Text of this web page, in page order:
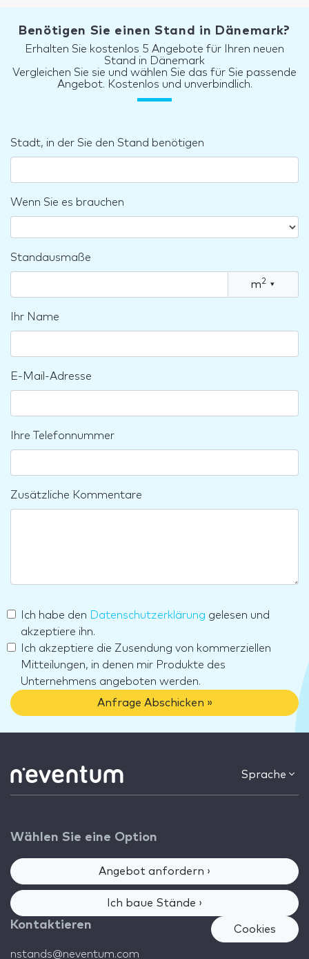
Benötigen Sie einen Stand in Dänemark?
Erhalten Sie kostenlos 5 Angebote für Ihren neuen
Stand in Dänemark
Vergleichen Sie sie und wählen Sie das für Sie passende
Angebot. Kostenlos und unverbindlich.
Stadt, in der Sie den Stand benötigen
Wenn Sie es brauchen
Standausmaße
m2 ▾
Ihr Name
E-Mail-Adresse
Ihre Telefonnummer
Zusätzliche Kommentare
Ich habe den Datenschutzerklärung gelesen und
akzeptiere ihn.
Ich akzeptiere die Zusendung von kommerziellen
Mitteilungen, in denen mir Produkte des
Unternehmens angeboten werden.
Anfrage Abschicken »
Sprache
Wählen Sie eine Option
Angebot anfordern ›
Ich baue Stände ›
Kontaktieren
nstands@neventum.com
Cookies